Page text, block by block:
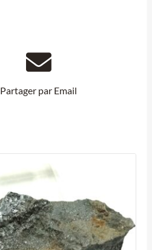
Partager par Email